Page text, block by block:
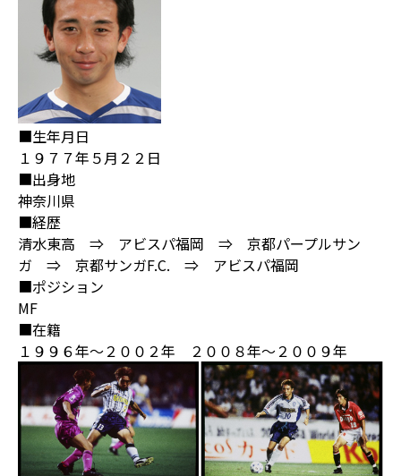
■生年月日
１９７７年５月２２日
■出身地
神奈川県
■経歴
清水東高 ⇒ アビスパ福岡 ⇒ 京都パープルサン
ガ ⇒ 京都サンガF.C. ⇒ アビスパ福岡
■ポジション
MF
■在籍
１９９６年～２００２年 ２００８年～２００９年